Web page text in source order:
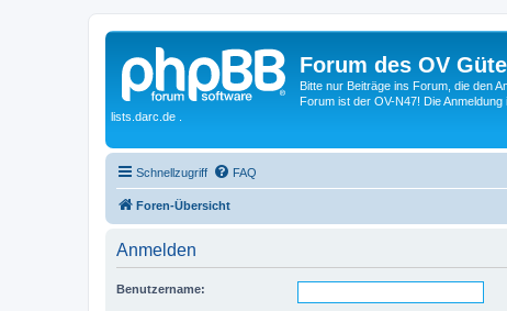
Forum des OV
Bitte nur Beiträge ins Forum, die den
Forum ist der OV-N47! Die
lists.darc.de .
Schnellzugriff FAQ
Foren-Übersicht
Anmelden
Benutzername: